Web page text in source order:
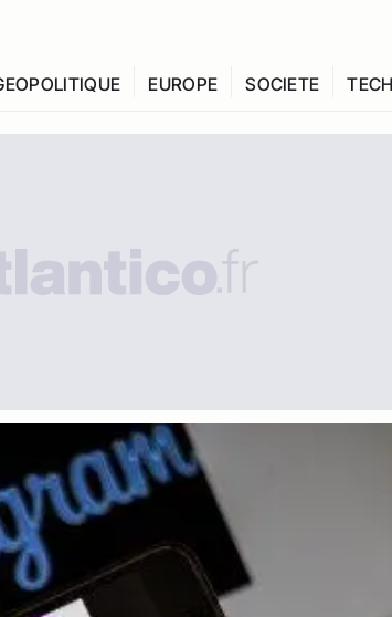
EUROPE SOCIETE